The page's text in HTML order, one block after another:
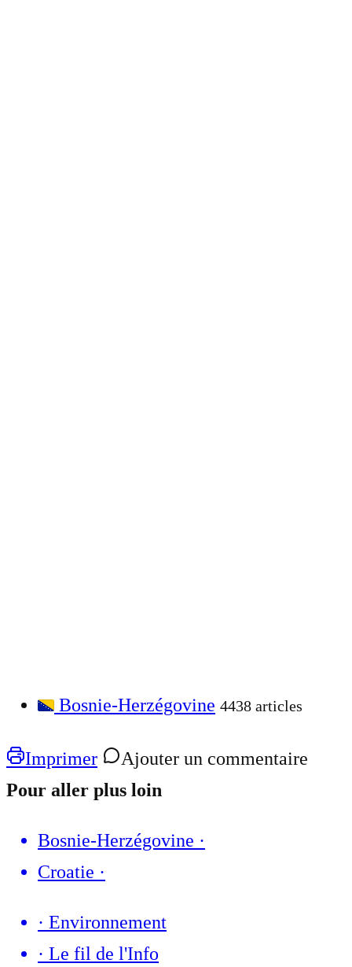
Bosnie-Herzégovine 4438 articles
Imprimer
Ajouter un commentaire
Pour aller plus loin
Bosnie-Herzégovine ·
Croatie ·
· Environnement
· Le fil de l'Info